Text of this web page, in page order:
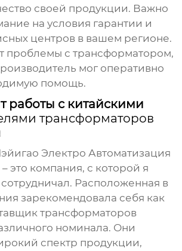
своей продукции. Важно
на условия гарантии и
центров в вашем регионе.
проблемы с трансформатором,
мог оперативно
помощь.
работы с китайскими
трансформаторов
Электро Автоматизация
это компания, с которой я
Расположенная в
зарекомендовала себя как
трансформаторов
номинала. Они
спектр продукции,